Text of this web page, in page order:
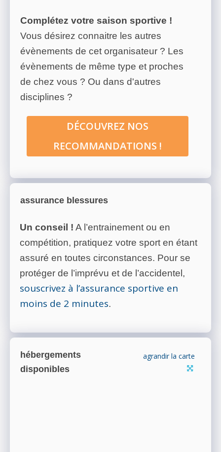
Complétez votre saison sportive !
Vous désirez connaitre les autres
évènements de cet organisateur ? Les
évènements de même type et proches
de chez vous ? Ou dans d'autres
disciplines ?
DÉCOUVREZ NOS
RECOMMANDATIONS !
assurance blessures
Un conseil ! A l’entrainement ou en
compétition, pratiquez votre sport en étant
assuré en toutes circonstances. Pour se
protéger de l’imprévu et de l’accidentel,
souscrivez à l’assurance sportive en
moins de 2 minutes.
hébergements
disponibles
agrandir la carte